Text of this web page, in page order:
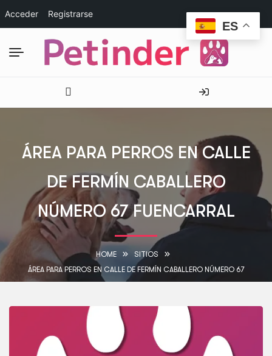
Acceder Registrarse
ÁREA PARA PERROS EN CALLE
DE FERMÍN CABALLERO
NÚMERO 67 FUENCARRAL
HOME
SITIOS
ÁREA PARA PERROS EN CALLE DE FERMÍN CABALLERO NÚMERO 67
ES